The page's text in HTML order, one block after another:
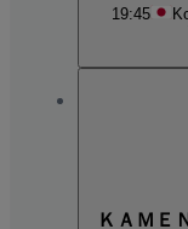
19:45
ＫＡＭＥ